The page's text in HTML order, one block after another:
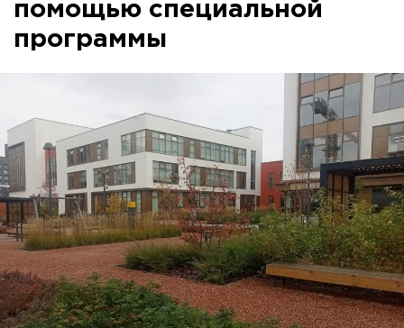
помощью специальной
программы